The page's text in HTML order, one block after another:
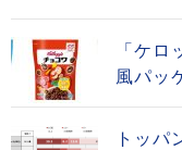
「ケ
風パッ
トッ